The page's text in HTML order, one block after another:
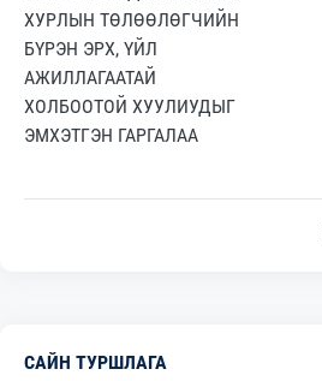
ХУРЛЫН ТӨЛӨӨЛӨГЧИЙН
БҮРЭН ЭРХ, ҮЙЛ
АЖИЛЛАГААТАЙ
ХОЛБООТОЙ ХУУЛИУДЫГ
ЭМХЭТГЭН ГАРГАЛАА
САЙН ТУРШЛАГА